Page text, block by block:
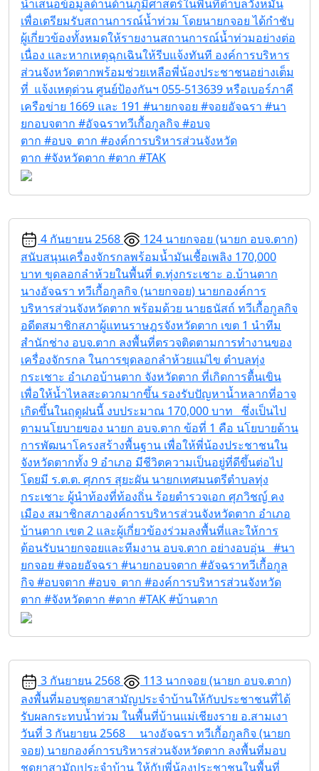
นำเสนอข้อมูลด้านด้านภูมิศาสตร์ในพื้นที่ตำบลวังหมัน
เพื่อเตรียมรับสถานการณ์น้ำท่วม โดยนายกจอย ได้กำชับ
ผู้เกี่ยวข้องทั้งหมดให้รายงานสถานการณ์น้ำท่วมอย่างต่อ
เนื่อง และหากเหตุฉุกเฉินให้รีบแจ้งทันที องค์การบริหาร
ส่วนจังหวัดตากพร้อมช่วยเหลือพี่น้องประชาชนอย่างเต็ม
ที่ แจ้งเหตุด่วน ศูนย์ป้องกันฯ 055-513639 หรือเบอร์ภาคี
เครือข่าย 1669 และ 191 #นายกจอย #จอยอัจฉรา #นา
ยกอบจตาก #อัจฉราทวีเกื้อกูลกิจ #อบจ
ตาก #อบจ_ตาก #องค์การบริหารส่วนจังหวัด
ตาก #จังหวัดตาก #ตาก #TAK
4 กันยายน 2568 124 นายกจอย (นายก อบจ.ตาก)
สนับสนุนเครื่องจักรกลพร้อมน้ำมันเชื้อเพลิง 170,000
บาท ขุดลอกลำห้วยในพื้นที่ ต.ทุ่งกระเชาะ อ.บ้านตาก
นางอัจฉรา ทวีเกื้อกูลกิจ (นายกจอย) นายกองค์การ
บริหารส่วนจังหวัดตาก พร้อมด้วย นายธนัสถ์ ทวีเกื้อกูลกิจ
อดีตสมาชิกสภาผู้แทนราษฎรจังหวัดตาก เขต 1 นำทีม
สำนักช่าง อบจ.ตาก ลงพื้นที่ตรวจติดตามการทำงานของ
เครื่องจักรกล ในการขุดลอกลำห้วยแม่ไข ตำบลทุ่ง
กระเชาะ อำเภอบ้านตาก จังหวัดตาก ที่เกิดการตื้นเขิน
เพื่อให้น้ำไหลสะดวกมากขึ้น รองรับปัญหาน้ำหลากที่อาจ
เกิดขึ้นในฤดูฝนนี้ งบประมาณ 170,000 บาท ซึ่งเป็นไป
ตามนโยบายของ นายก อบจ.ตาก ข้อที่ 1 คือ นโยบายด้าน
การพัฒนาโครงสร้างพื้นฐาน เพื่อให้พี่น้องประชาชนใน
จังหวัดตากทั้ง 9 อำเภอ มีชีวิตความเป็นอยู่ที่ดีขึ้นต่อไป
โดยมี ร.ต.ต. ศุภกร สุยะผัน นายกเทศมนตรีตำบลทุ่ง
กระเชาะ ผู้นำท้องที่ท้องถิ่น ร้อยตำรวจเอก ศุภวิชญ์ คง
เมือง สมาชิกสภาองค์การบริหารส่วนจังหวัดตาก อำเภอ
บ้านตาก เขต 2 และผู้เกี่ยวข้องร่วมลงพื้นที่และให้การ
ต้อนรับนายกจอยและทีมงาน อบจ.ตาก อย่างอบอุ่น #นา
ยกจอย #จอยอัจฉรา #นายกอบจตาก #อัจฉราทวีเกื้อกูล
กิจ #อบจตาก #อบจ_ตาก #องค์การบริหารส่วนจังหวัด
ตาก #จังหวัดตาก #ตาก #TAK #บ้านตาก
3 กันยายน 2568 113 นากจอย (นายก อบจ.ตาก)
ลงพื้นที่มอบชุดยาสามัญประจำบ้านให้กับประชาชนที่ได้
รับผลกระทบน้ำท่วม ในพื้นที่บ้านแม่เชียงราย อ.สามเงา
วันที่ 3 กันยายน 2568 นางอัจฉรา ทวีเกื้อกูลกิจ (นายก
จอย) นายกองค์การบริหารส่วนจังหวัดตาก ลงพื้นที่มอบ
ชุดยาสามัญประจำบ้าน ให้กับพี่น้องประชาชนในพื้นที่